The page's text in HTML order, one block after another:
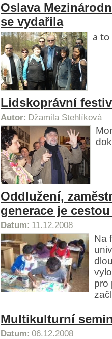
Oslava
se vydařila
a to
Lidskoprávní
Autor: Džamila Stehlíková
Oddlužení,
generace je
Datum: 11.12.2008
Na
pro
Multikulturní
Datum: 06.12.2008